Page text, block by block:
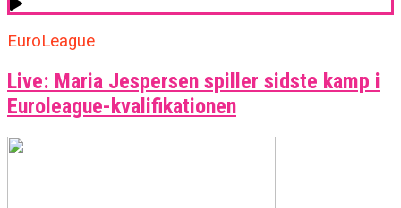
EuroLeague
Live: Maria Jespersen spiller sidste kamp i
Euroleague-kvalifikationen